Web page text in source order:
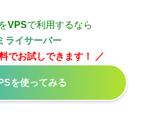
をVPSで利用するなら
ライサーバー
でお試しできます！ ／
を使ってみる